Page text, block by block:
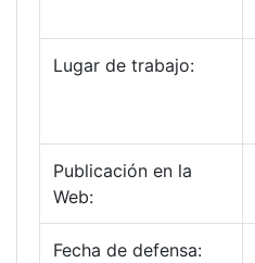
Lugar de trabajo:
Publicación en la
Web:
Fecha de defensa: